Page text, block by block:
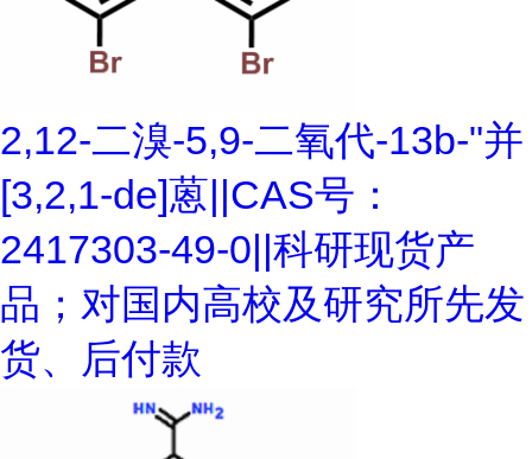
2,12-二溴-5,9-二氧代-13b-"并
[3,2,1-de]蒽||CAS号：
2417303-49-0||科研现货产
品；对国内高校及研究所先发
货、后付款